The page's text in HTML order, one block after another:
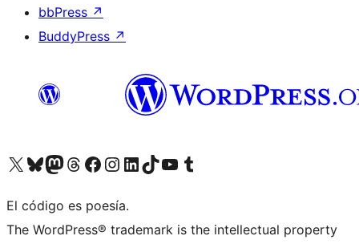
bbPress ↗
BuddyPress ↗
Visit our X (formerly Twitter) account
Visit our Bluesky account
Visit our Mastodon account
Visit our Threads account
Visita nuestra página de Facebook
Visita nuestra cuenta de Instagram
Visita nuestra cuenta de LinkedIn
Visit our TikTok account
Visita nuestro canal de YouTube
Visit our Tumblr account
El código es poesía.
The WordPress® trademark is the intellectual property